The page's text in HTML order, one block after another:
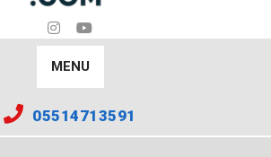
MENU
05514713591